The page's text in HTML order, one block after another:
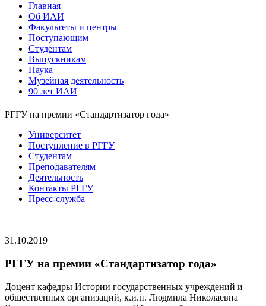
Главная
Об ИАИ
Факультеты и центры
Поступающим
Студентам
Выпускникам
Наука
Музейная деятельность
90 лет ИАИ
РГГУ на премии «Стандартизатор года»
Университет
Поступление в РГГУ
Студентам
Преподавателям
Деятельность
Контакты РГГУ
Пресс-служба
31.10.2019
РГГУ на премии «Стандартизатор года»
Доцент кафедры Истории государственных учреждений и
общественных организаций, к.и.н. Людмила Николаевна